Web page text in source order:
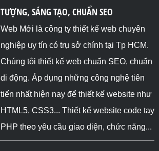
TƯỢNG, SÁNG TẠO, CHUẨN SEO
Web Mới là công ty thiết kế web chuyên
nghiệp uy tín có trụ sở chính tại Tp HCM.
Chúng tôi thiết kế web chuẩn SEO, chuẩn
di động. Áp dụng những công nghệ tiên
tiến nhất hiện nay để thiết kế website như
HTML5, CSS3... Thiết kế website code tay
PHP theo yêu cầu giao diện, chức năng...